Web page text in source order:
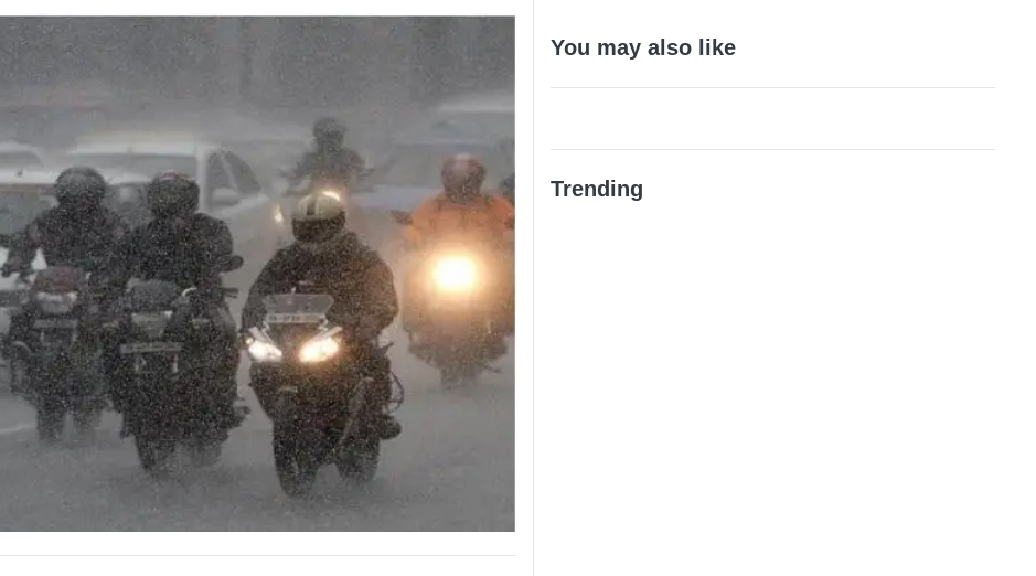
You may also like
Trending